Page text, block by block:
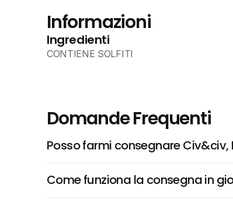
Informazioni
Ingredienti
CONTIENE SOLFITI
Domande Frequenti
Posso farmi consegnare Civ&civ,
Come funziona la consegna in